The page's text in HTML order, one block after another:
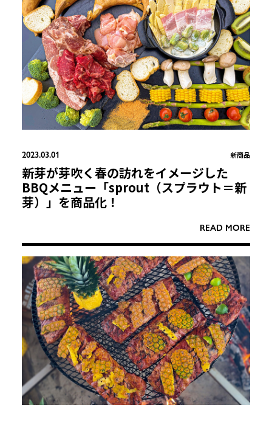
新芽が芽吹く春の訪れをイメージした
BBQメニュー「sprout（スプラウト＝新
芽）」を商品化！
READ MORE
2023.03.01 新商品